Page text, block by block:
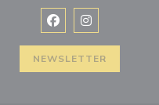
Facebook ((opens
Instagram
NEWSLETTER